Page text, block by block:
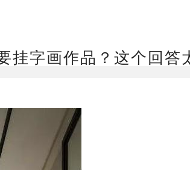
挂字画作品？这个回答